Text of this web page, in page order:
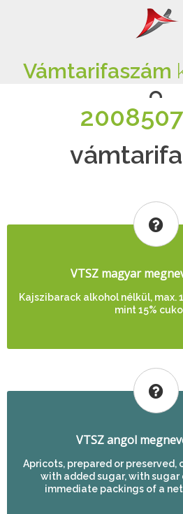
Vámtarifaszám
VTSZ magyar
Kajszibarack alkohol nélkül, max.
mint 15%
VTSZ angol
Apricots, prepared or preserved,
with added sugar, with sugar
immediate packings of a net